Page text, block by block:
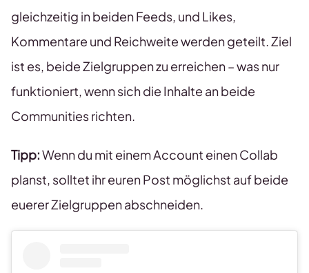
gleichzeitig in beiden Feeds, und Likes,
Kommentare und Reichweite werden geteilt. Ziel
ist es, beide Zielgruppen zu erreichen – was nur
funktioniert, wenn sich die Inhalte an beide
Communities richten.
Tipp:Wenn du mit einem Account einen Collab
planst, solltet ihr euren Post möglichst auf beide
euerer Zielgruppen abschneiden.